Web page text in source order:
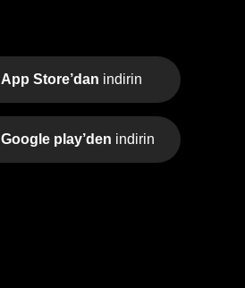
App Store’dan indirin
Google play’den indirin